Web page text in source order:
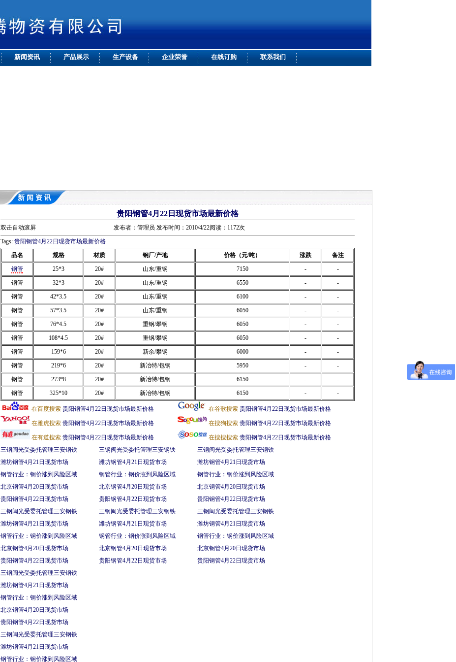
新闻资讯 产品展示 生产设备 企业荣誉 在线订购 联系我们
新 闻 资 讯
贵阳钢管4月22日现货市场最新价格
双击自动滚屏
发布者：管理员 发布时间：2010/4/22阅读：1172次
Tags: 贵阳钢管4月22日现货市场最新价格
品名
规格 材质 钢厂/产地 价格（元/吨） 涨跌
备注
钢管
25*3 20# 山东/重钢 7150 -
-
钢管
32*3 20# 山东/重钢 6550 -
-
钢管
42*3.5 20# 山东/重钢 6100 -
-
钢管
57*3.5 20# 山东/重钢 6050 -
-
钢管
76*4.5 20# 重钢/攀钢 6050 -
-
钢管
108*4.5 20# 重钢/攀钢 6050 -
-
钢管
159*6 20# 新余/攀钢 6000 -
-
钢管
219*6 20# 新冶特/包钢 5950 -
-
钢管
273*8 20# 新冶特/包钢 6150 -
-
钢管
325*10 20# 新冶特/包钢 6150 - -
在百度搜索 贵阳钢管4月22日现货市场最新价格 在谷歌搜索 贵阳钢管4月22日现货市场最新价格
在雅虎搜索 贵阳钢管4月22日现货市场最新价格 在搜狗搜索 贵阳钢管4月22日现货市场最新价格
在有道搜索 贵阳钢管4月22日现货市场最新价格 在搜搜搜索 贵阳钢管4月22日现货市场最新价格
三钢闽光受委托管理三安钢铁
潍坊钢管4月21日现货市场
钢管行业：钢价涨到风险区域
北京钢管4月20日现货市场
贵阳钢管4月22日现货市场
三钢闽光受委托管理三安钢铁
潍坊钢管4月21日现货市场
钢管行业：钢价涨到风险区域
北京钢管4月20日现货市场
贵阳钢管4月22日现货市场
三钢闽光受委托管理三安钢铁
潍坊钢管4月21日现货市场
钢管行业：钢价涨到风险区域
北京钢管4月20日现货市场
贵阳钢管4月22日现货市场
三钢闽光受委托管理三安钢铁
潍坊钢管4月21日现货市场
钢管行业：钢价涨到风险区域
北京钢管4月20日现货市场
贵阳钢管4月22日现货市场
三钢闽光受委托管理三安钢铁
潍坊钢管4月21日现货市场
钢管行业：钢价涨到风险区域
北京钢管4月20日现货市场
贵阳钢管4月22日现货市场
三钢闽光受委托管理三安钢铁
潍坊钢管4月21日现货市场
钢管行业：钢价涨到风险区域
北京钢管4月20日现货市场
贵阳钢管4月22日现货市场
三钢闽光受委托管理三安钢铁
潍坊钢管4月21日现货市场
钢管行业：钢价涨到风险区域
北京钢管4月20日现货市场
贵阳钢管4月22日现货市场
三钢闽光受委托管理三安钢铁
潍坊钢管4月21日现货市场
钢管行业：钢价涨到风险区域